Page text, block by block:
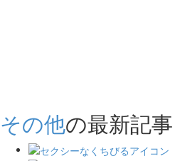
その他の最新記事